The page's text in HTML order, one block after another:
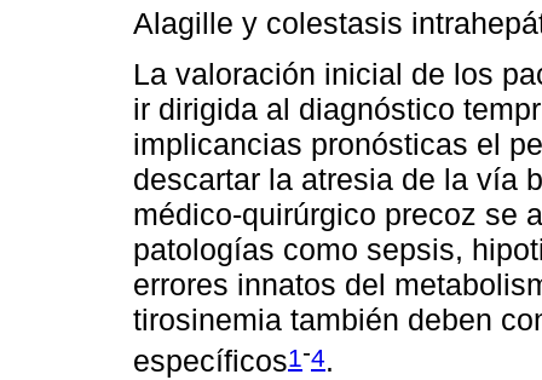
Alagille y colestasis
La valoración inicial de los
ir dirigida al diagnóstico
implicancias pronósticas el
descartar la atresia de la vía
médico-quirúrgico precoz se
patologías como sepsis,
errores innatos del
tirosinemia también deben
específicos1 -4.